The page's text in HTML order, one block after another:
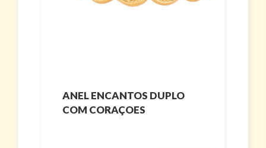
ANEL ENCANTOS DUPLO
COM CORAÇOES